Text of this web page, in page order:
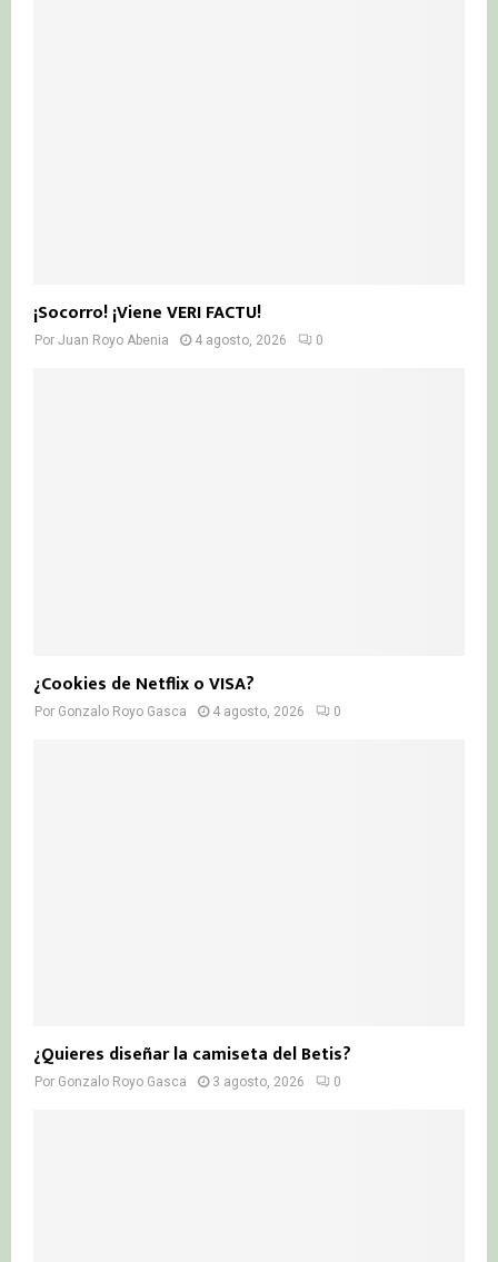
¡Socorro! ¡Viene VERI FACTU!
Por Juan Royo Abenia 4 agosto, 2026 0
¿Cookies de Netflix o VISA?
Por Gonzalo Royo Gasca 4 agosto, 2026 0
¿Quieres diseñar la camiseta del Betis?
Por Gonzalo Royo Gasca 3 agosto, 2026 0